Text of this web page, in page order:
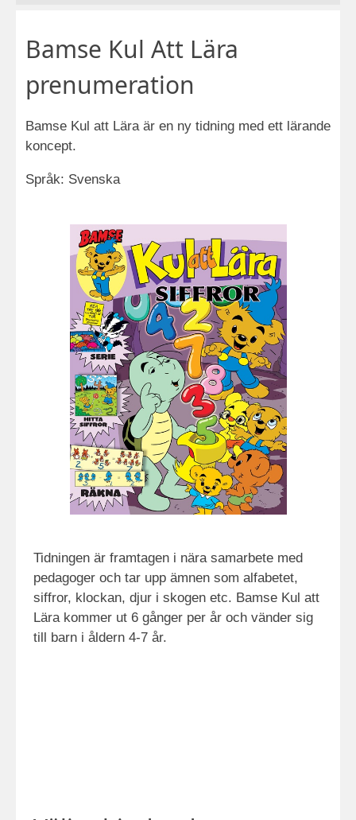
Bamse Kul Att Lära
prenumeration
Bamse Kul att Lära är en ny tidning med ett lärande
koncept.
Språk: Svenska
Tidningen är framtagen i nära samarbete med
pedagoger och tar upp ämnen som alfabetet,
siffror, klockan, djur i skogen etc. Bamse Kul att
Lära kommer ut 6 gånger per år och vänder sig
till barn i åldern 4-7 år.